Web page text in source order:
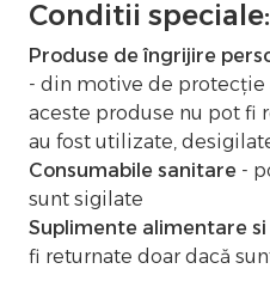
Conditii speciale:
Produse de îngrijire
- din motive de
aceste produse nu pot fi
au fost utilizate,
Consumabile sanitare -
sunt sigilate
Suplimente alimentare
fi returnate doar dacă